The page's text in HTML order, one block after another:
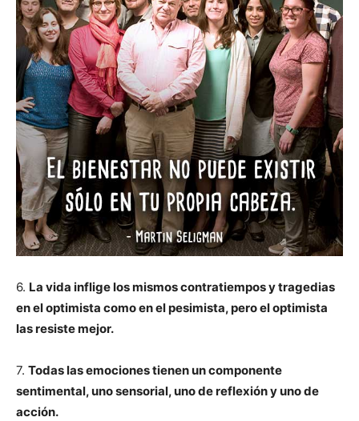
6. La vida inflige los mismos contratiempos y tragedias
en el optimista como en el pesimista, pero el optimista
las resiste mejor.
7. Todas las emociones tienen un componente
sentimental, uno sensorial, uno de reflexión y uno de
acción.